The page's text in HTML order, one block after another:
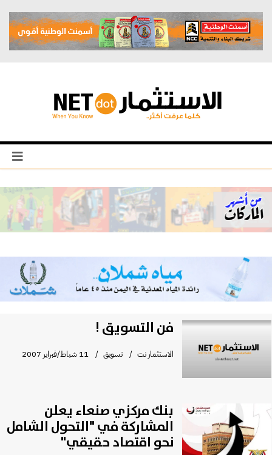
فن التسويق !
الاستثمار نت تسويق 11 شباط/فبراير 2007
بنك مركزي صنعاء يعلن
المشاركة في "التحول الشامل
نحو اقتصاد حقيقي"